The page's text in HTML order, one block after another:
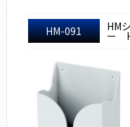
HM-091 HM
ー